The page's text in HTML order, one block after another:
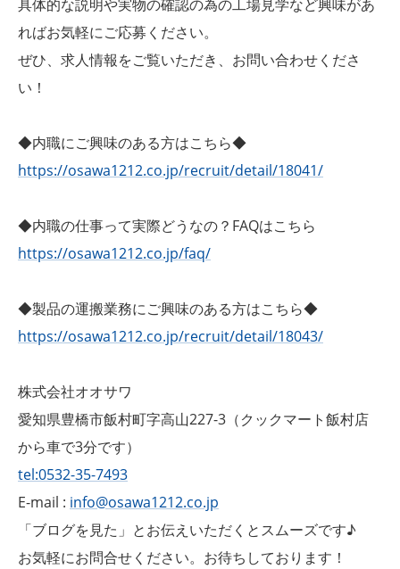
具体的な説明や実物の確認の為の工場見学など興味があ
ればお気軽にご応募ください。
ぜひ、求人情報をご覧いただき、お問い合わせくださ
い！
◆内職にご興味のある方はこちら◆
https://osawa1212.co.jp/recruit/detail/18041/
◆内職の仕事って実際どうなの？FAQはこちら
https://osawa1212.co.jp/faq/
◆製品の運搬業務にご興味のある方はこちら◆
https://osawa1212.co.jp/recruit/detail/18043/
株式会社オオサワ
愛知県豊橋市飯村町字高山227-3（クックマート飯村店
から車で3分です）
tel:0532-35-7493
E-mail : info@osawa1212.co.jp
「ブログを見た」とお伝えいただくとスムーズです♪
お気軽にお問合せください。お待ちしております！